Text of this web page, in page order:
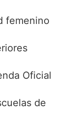
femenino
Oficial
de